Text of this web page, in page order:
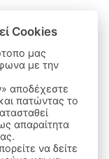
Cookies
μας
με την
πατώντας το
απαραίτητα
να δείτε